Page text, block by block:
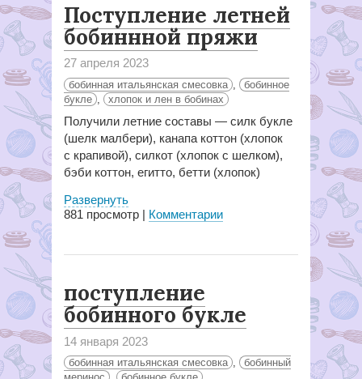
Поступление летней
бобиннной пряжи
27 апреля 2023
бобинная итальянская смесовка
бобинное
букле
хлопок и лен в бобинах
Получили летние составы — силк букле
(шелк малбери), канапа коттон (хлопок
с крапивой), силкот (хлопок с шелком),
бэби коттон, егитто, бетти (хлопок)
Развернуть
881 просмотр | Комментарии
поступление
бобинного букле
14 января 2023
бобинная итальянская смесовка ,
бобинный